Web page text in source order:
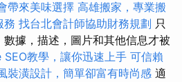
帶來美味選擇 高雄搬家，專業搬
務 找台北會計師協助財務規劃 只
據，描述，圖片和其他信息才被
教學，讓你迅速上手 可信賴
裝潢設計，簡單卻富有時尚感 適